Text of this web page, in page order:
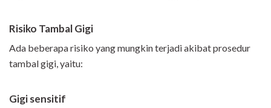
Risiko Tambal Gigi
Ada beberapa risiko yang mungkin terjadi akibat prosedur
tambal gigi, yaitu:
Gigi sensitif